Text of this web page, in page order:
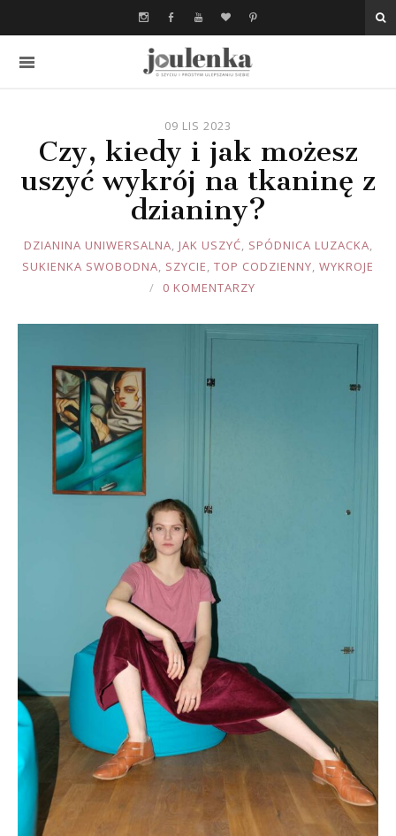
09 LIS 2023
Czy, kiedy i jak możesz
uszyć wykrój na tkaninę z
dzianiny?
JOULE
DZIANINA UNIWERSALNA, JAK USZYĆ, SPÓDNICA LUZACKA,
SUKIENKA SWOBODNA, SZYCIE, TOP CODZIENNY, WYKROJE
0 KOMENTARZY